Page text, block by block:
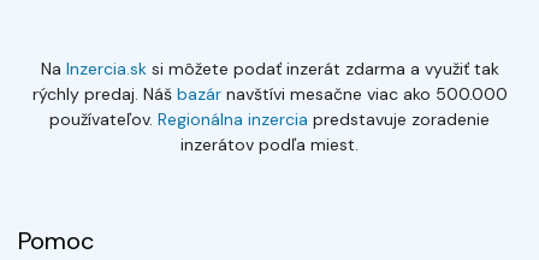
Na Inzercia.sksi môžete podať inzerát zdarma a využiť tak
rýchly predaj. Náš bazárnavštívi mesačne viac ako 500.000
používateľov. Regionálna inzercia predstavuje zoradenie
inzerátov podľa miest.
Pomoc